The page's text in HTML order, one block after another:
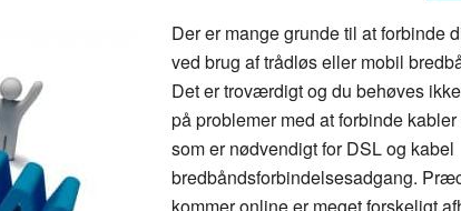
Der er mange grunde til at forbinde
ved brug af trådløs eller mobil
Det er troværdigt og du behøves
på problemer med at forbinde
som er nødvendigt for DSL og kabel
bredbåndsforbindelsesadgang.